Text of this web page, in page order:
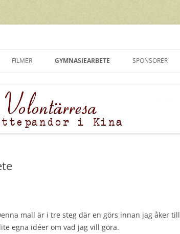
FILMER GYMNASIEARBETE
FÖRBEREDELSER
SPONSORER
mall är i tre steg där en görs innan jag åker
egna idéer om vad jag vill göra.